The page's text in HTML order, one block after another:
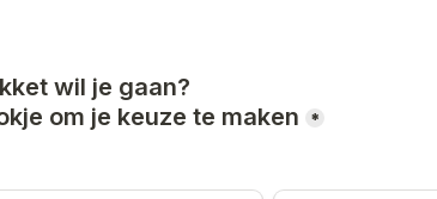
wil je gaan?
om je keuze te maken
*